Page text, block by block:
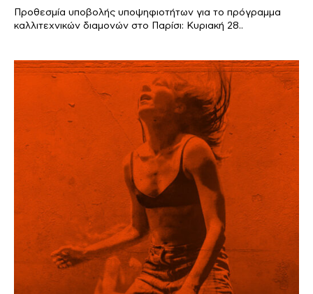
Προθεσμία υποβολής υποψηφιοτήτων για το πρόγραμμα
καλλιτεχνικών διαμονών στο Παρίσι: Κυριακή 28..